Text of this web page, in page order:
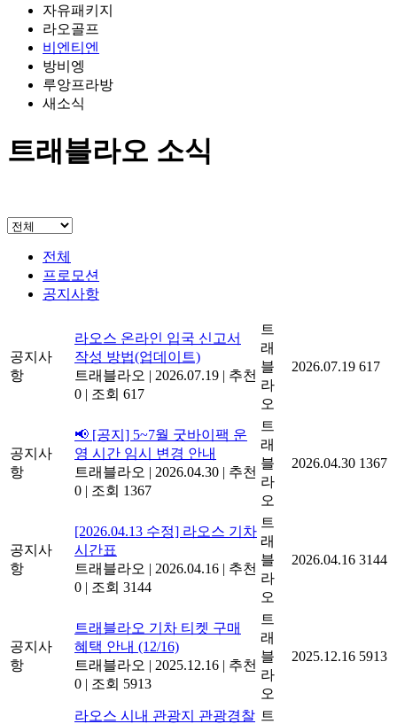
자유패키지
라오골프
비엔티엔
방비엥
루앙프라방
새소식
트래블라오 소식
전체
프로모션
공지사항
공지사
항
라오스 온라인 입국 신고서
작성 방법(업데이트)
트래블라오 | 2026.07.19 | 추천
0 | 조회 617
트
래
블
라
오
2026.07.19 617
공지사
항
📢 [공지] 5~7월 굿바이팩 운
영 시간 임시 변경 안내
트래블라오 | 2026.04.30 | 추천
0 | 조회 1367
트
래
블
라
오
2026.04.30 1367
공지사
항
[2026.04.13 수정] 라오스 기차
시간표
트래블라오 | 2026.04.16 | 추천
0 | 조회 3144
트
래
블
라
오
2026.04.16 3144
공지사
항
트래블라오 기차 티켓 구매
혜택 안내 (12/16)
트래블라오 | 2025.12.16 | 추천
0 | 조회 5913
트
래
블
라
오
2025.12.16 5913
라오스 시내 관광지 관광경찰 트